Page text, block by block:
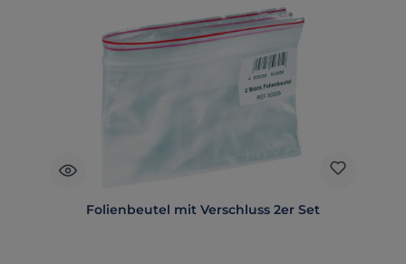
Folienbeutel mit Verschluss 2er Set